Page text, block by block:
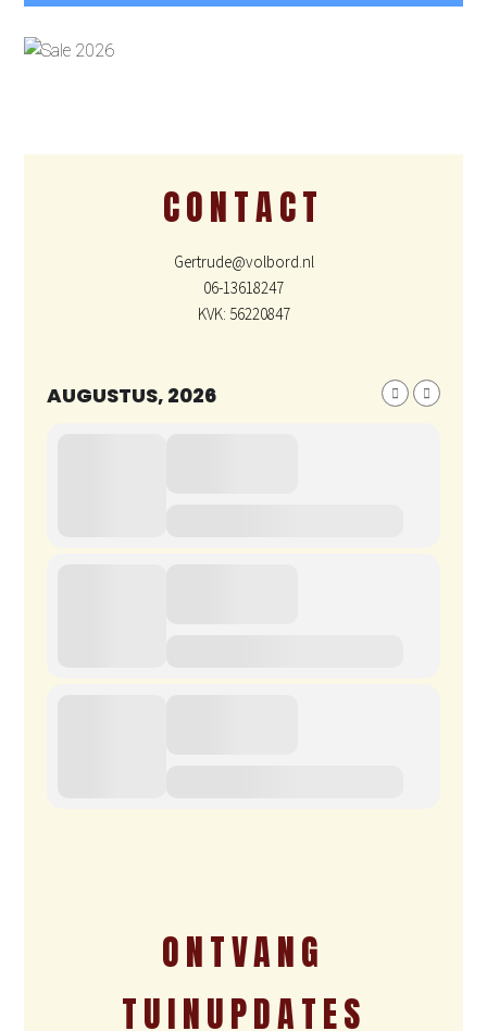
CONTACT
Gertrude@volbord.nl
06-13618247
KVK: 56220847
AUGUSTUS, 2026
ONTVANG
TUINUPDATES